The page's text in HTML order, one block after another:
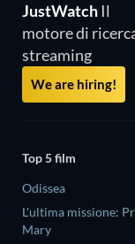
JustWatch Il
motore di
streaming
We are hiring!
Top 5 film
Odissea
L'ultima missione:
Mary